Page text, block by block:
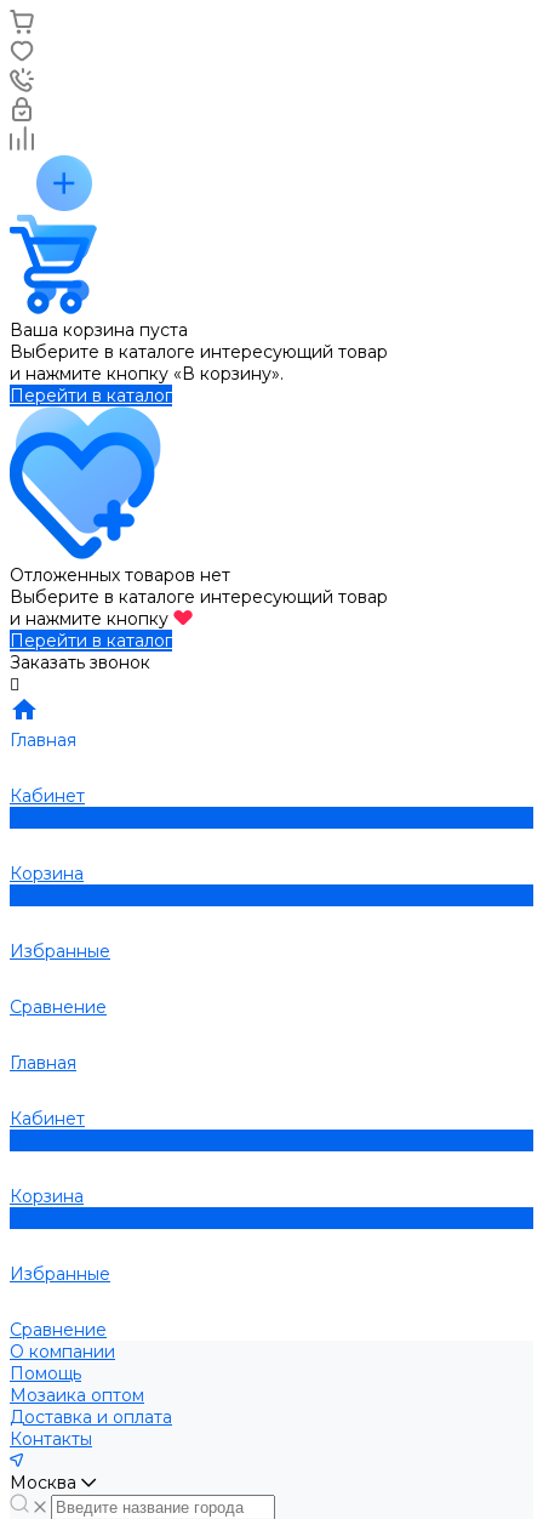
Ваша корзина пуста
Выберите в каталоге интересующий товар
и нажмите кнопку «В корзину».
Перейти в каталог
Отложенных товаров нет
Выберите в каталоге интересующий товар
и нажмите кнопку
Перейти в каталог
Заказать звонок
Главная
Кабинет
Корзина
Избранные
Сравнение
Главная
Кабинет
Корзина
Избранные
Сравнение
О компании
Помощь
Мозаика оптом
Доставка и оплата
Контакты
Москва